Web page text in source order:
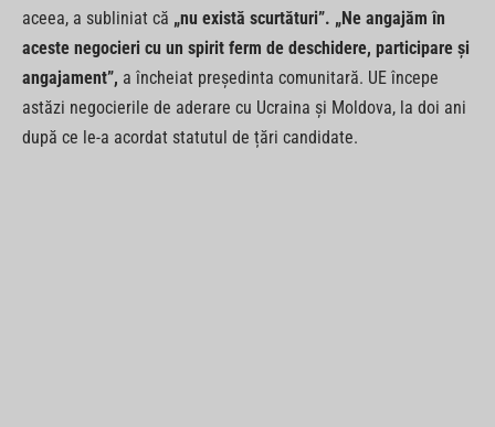
aceea, a subliniat că „nu există scurtături”. „Ne angajăm în
aceste negocieri cu un spirit ferm de deschidere, participare și
angajament”, a încheiat președinta comunitară. UE începe
astăzi negocierile de aderare cu Ucraina și Moldova, la doi ani
după ce le-a acordat statutul de țări candidate.